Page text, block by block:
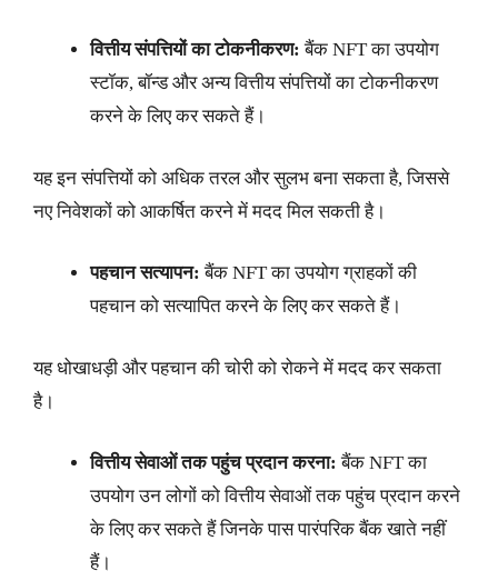
वित्तीय संपत्तियों का टोकनीकरण: बैंक NFT का उपयोग
स्टॉक, बॉन्ड और अन्य वित्तीय संपत्तियों का टोकनीकरण
करने के लिए कर सकते हैं।
यह इन संपत्तियों को अधिक तरल और सुलभ बना सकता है, जिससे
नए निवेशकों को आकर्षित करने में मदद मिल सकती है।
पहचान सत्यापन: बैंक NFT का उपयोग ग्राहकों की
पहचान को सत्यापित करने के लिए कर सकते हैं।
यह धोखाधड़ी और पहचान की चोरी को रोकने में मदद कर सकता
है।
वित्तीय सेवाओं तक पहुंच प्रदान करना: बैंक NFT का
उपयोग उन लोगों को वित्तीय सेवाओं तक पहुंच प्रदान करने
के लिए कर सकते हैं जिनके पास पारंपरिक बैंक खाते नहीं
हैं।